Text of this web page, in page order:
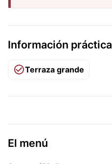
Información práctica
Terraza grande
El menú